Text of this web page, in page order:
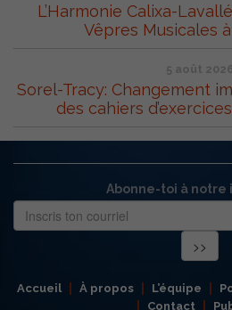
L’Harmonie Calixa-
Vêpres Musicales
5 août 2026
Sorel-Tracy: Changement
des cahiers
Abonne-toi à
Accueil À propos L’équipe
Contact